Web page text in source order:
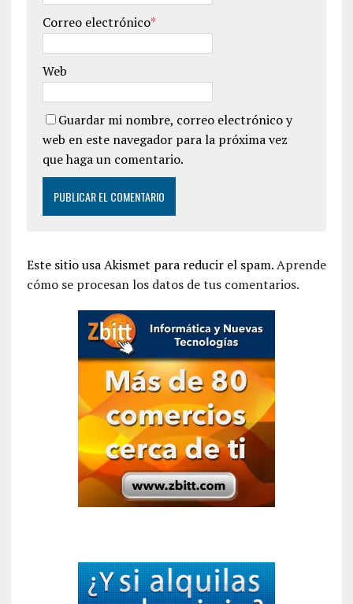
Correo electrónico*
Web
Guardar mi nombre, correo electrónico y
web en este navegador para la próxima vez
que haga un comentario.
Este sitio usa Akismet para reducir el spam.Aprende
cómo se procesan los datos de tus comentarios.